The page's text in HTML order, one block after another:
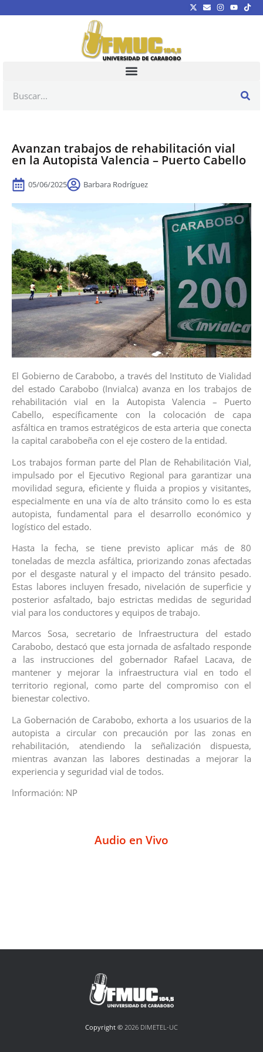
Avanzan trabajos de rehabilitación vial
en la Autopista Valencia – Puerto Cabello
05/06/2025 Barbara Rodríguez
El Gobierno de Carabobo, a través del Instituto de Vialidad
del estado Carabobo (Invialca) avanza en los trabajos de
rehabilitación vial en la Autopista Valencia – Puerto
Cabello, específicamente con la colocación de capa
asfáltica en tramos estratégicos de esta arteria que conecta
la capital carabobeña con el eje costero de la entidad.
Los trabajos forman parte del Plan de Rehabilitación Vial,
impulsado por el Ejecutivo Regional para garantizar una
movilidad segura, eficiente y fluida a propios y visitantes,
especialmente en una vía de alto tránsito como lo es esta
autopista, fundamental para el desarrollo económico y
logístico del estado.
Hasta la fecha, se tiene previsto aplicar más de 80
toneladas de mezcla asfáltica, priorizando zonas afectadas
por el desgaste natural y el impacto del tránsito pesado.
Estas labores incluyen fresado, nivelación de superficie y
posterior asfaltado, bajo estrictas medidas de seguridad
vial para los conductores y equipos de trabajo.
Marcos Sosa, secretario de Infraestructura del estado
Carabobo, destacó que esta jornada de asfaltado responde
a las instrucciones del gobernador Rafael Lacava, de
mantener y mejorar la infraestructura vial en todo el
territorio regional, como parte del compromiso con el
bienestar colectivo.
La Gobernación de Carabobo, exhorta a los usuarios de la
autopista a circular con precaución por las zonas en
rehabilitación, atendiendo la señalización dispuesta,
mientras avanzan las labores destinadas a mejorar la
experiencia y seguridad vial de todos.
Información: NP
Audio en Vivo
Copyright © 2026 DIMETEL-UC